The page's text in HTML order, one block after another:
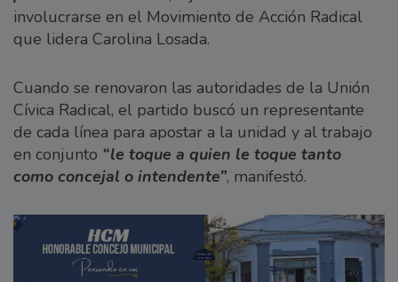
involucrarse en el Movimiento de Acción Radical
que lidera Carolina Losada.
Cuando se renovaron las autoridades de la Unión
Cívica Radical, el partido buscó un representante
de cada línea para apostar a la unidad y al trabajo
en conjunto “le toque a quien le toque tanto
como concejal o intendente”, manifestó.